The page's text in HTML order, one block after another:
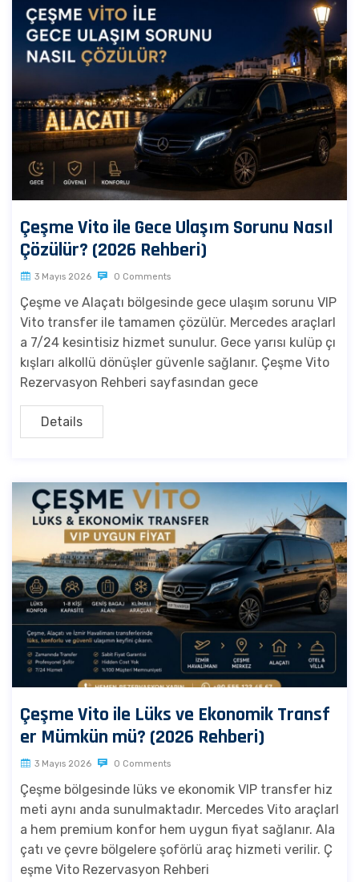
Çeşme Vito ile Gece Ulaşım Sorunu Nasıl
Çözülür? (2026 Rehberi)
3 Mayıs 2026 0 Comments
Çeşme ve Alaçatı bölgesinde gece ulaşım sorunu VIP
Vito transfer ile tamamen çözülür. Mercedes araçlarl
a 7/24 kesintisiz hizmet sunulur. Gece yarısı kulüp çı
kışları alkollü dönüşler güvenle sağlanır. Çeşme Vito
Rezervasyon Rehberi sayfasından gece
Details
Çeşme Vito ile Lüks ve Ekonomik Transf
er Mümkün mü? (2026 Rehberi)
3 Mayıs 2026 0 Comments
Çeşme bölgesinde lüks ve ekonomik VIP transfer hiz
meti aynı anda sunulmaktadır. Mercedes Vito araçlarl
a hem premium konfor hem uygun fiyat sağlanır. Ala
çatı ve çevre bölgelere şoförlü araç hizmeti verilir. Ç
eşme Vito Rezervasyon Rehberi